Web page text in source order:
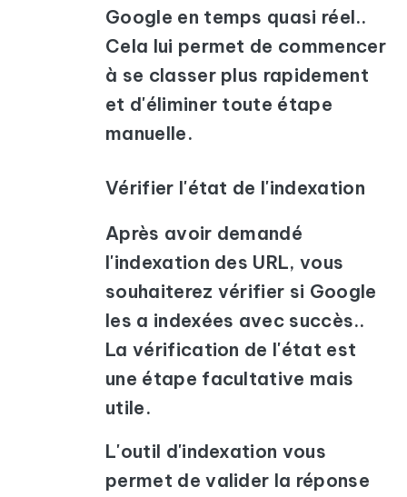
Google en temps quasi réel..
Cela lui permet de commencer
à se classer plus rapidement
et d'éliminer toute étape
manuelle.
Vérifier l'état de l'indexation
Après avoir demandé
l'indexation des URL, vous
souhaiterez vérifier si Google
les a indexées avec succès..
La vérification de l'état est
une étape facultative mais
utile.
L'outil d'indexation vous
permet de valider la réponse